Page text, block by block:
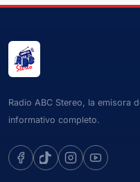
Radio ABC Stereo, la emisora
informativo completo.